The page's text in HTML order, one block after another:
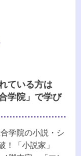
ている方は
学院」で学び
学院の小説・シ
！「小説家」